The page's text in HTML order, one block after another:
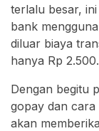
terlalu besar,
bank
diluar biaya
hanya Rp 2.500.
Dengan begitu
gopay dan cara
akan